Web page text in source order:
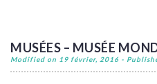
MUSÉES – MUSÉE
Modified on 19 février, 2016 -